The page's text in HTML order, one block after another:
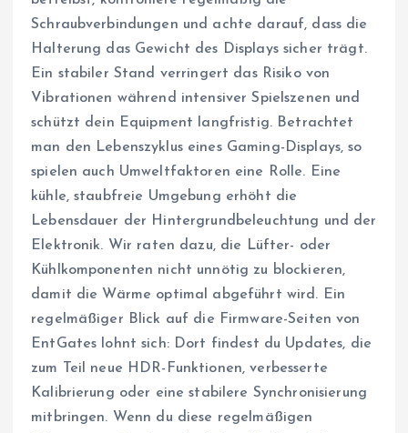
Schraubverbindungen und achte darauf, dass die
Halterung das Gewicht des Displays sicher trägt.
Ein stabiler Stand verringert das Risiko von
Vibrationen während intensiver Spielszenen und
schützt dein Equipment langfristig. Betrachtet
man den Lebenszyklus eines Gaming-Displays, so
spielen auch Umweltfaktoren eine Rolle. Eine
kühle, staubfreie Umgebung erhöht die
Lebensdauer der Hintergrundbeleuchtung und der
Elektronik. Wir raten dazu, die Lüfter- oder
Kühlkomponenten nicht unnötig zu blockieren,
damit die Wärme optimal abgeführt wird. Ein
regelmäßiger Blick auf die Firmware-Seiten von
EntGates lohnt sich: Dort findest du Updates, die
zum Teil neue HDR-Funktionen, verbesserte
Kalibrierung oder eine stabilere Synchronisierung
mitbringen. Wenn du diese regelmäßigen